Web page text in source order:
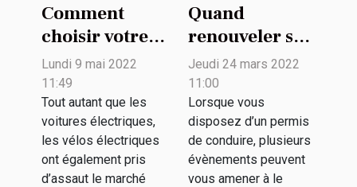
Comment
choisir votre
vélo électrique
noir ?
Lundi 9 mai 2022
11:49
Tout autant que les
voitures électriques,
les vélos électriques
ont également pris
d’assaut le marché
Quand
renouveler son
permis de
conduire ?
Jeudi 24 mars 2022
11:00
Lorsque vous
disposez d’un permis
de conduire, plusieurs
évènements peuvent
vous amener à le